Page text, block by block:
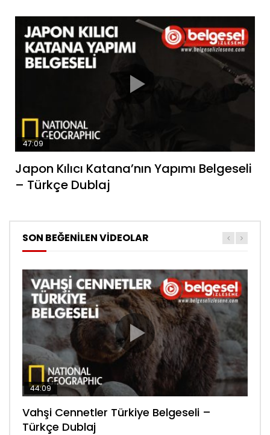
47:09
Japon Kılıcı Katana’nın Yapımı Belgeseli
– Türkçe Dublaj
SON BEĞENİLEN VİDEOLAR
44:09
Vahşi Cennetler Türkiye Belgeseli –
Türkçe Dublaj
44:08
Lanetli Piramit Tarihe Bakış Belgeseli –
Türkçe Dublaj
30:34
Sanayi Devrimi Şehir Yaşamı Bölüm 6
Belgeseli – Türkçe Dublaj